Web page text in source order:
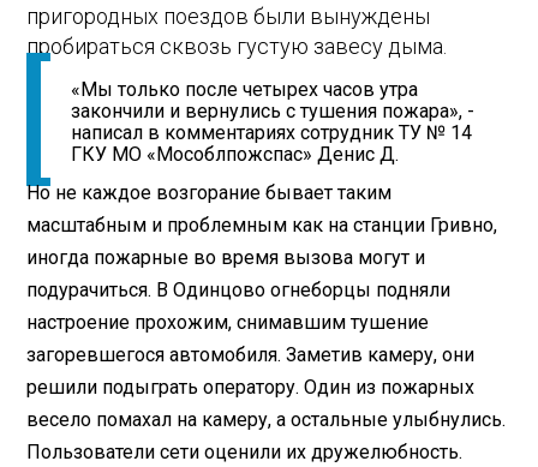
пригородных поездов были вынуждены
пробираться сквозь густую завесу дыма.
«Мы только после четырех часов утра
закончили и вернулись с тушения пожара», -
написал в комментариях сотрудник ТУ № 14
ГКУ МО «Мособлпожспас» Денис Д.
Но не каждое возгорание бывает таким
масштабным и проблемным как на станции Гривно,
иногда пожарные во время вызова могут и
подурачиться. В Одинцово огнеборцы подняли
настроение прохожим, снимавшим тушение
загоревшегося автомобиля. Заметив камеру, они
решили подыграть оператору. Один из пожарных
весело помахал на камеру, а остальные улыбнулись.
Пользователи сети оценили их дружелюбность.